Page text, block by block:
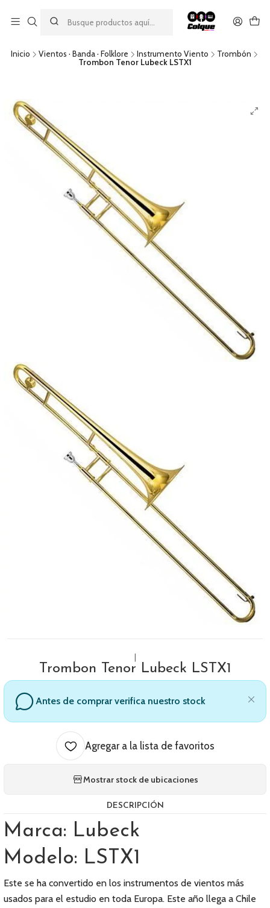
descuento por pago con transferencia bancaria
por una compra mínima de $49.990. Este descuento no es
acumulable a otras promociones ni aplicable a gastos de envío.
Inicio Vientos · Banda · Folklore Instrumento Viento
Trombón
Trombon Tenor Lubeck LSTX1
Trombon Tenor Lubeck LSTX1
Antes de comprar verifica nuestro stock
Agregar a la lista de favoritos
Mostrar stock de ubicaciones
DESCRIPCIÓN
Marca: Lubeck
Modelo: LSTX1
Este se ha convertido en los instrumentos de vientos más
usados para el estudio en toda Europa. Este año llega a Chile